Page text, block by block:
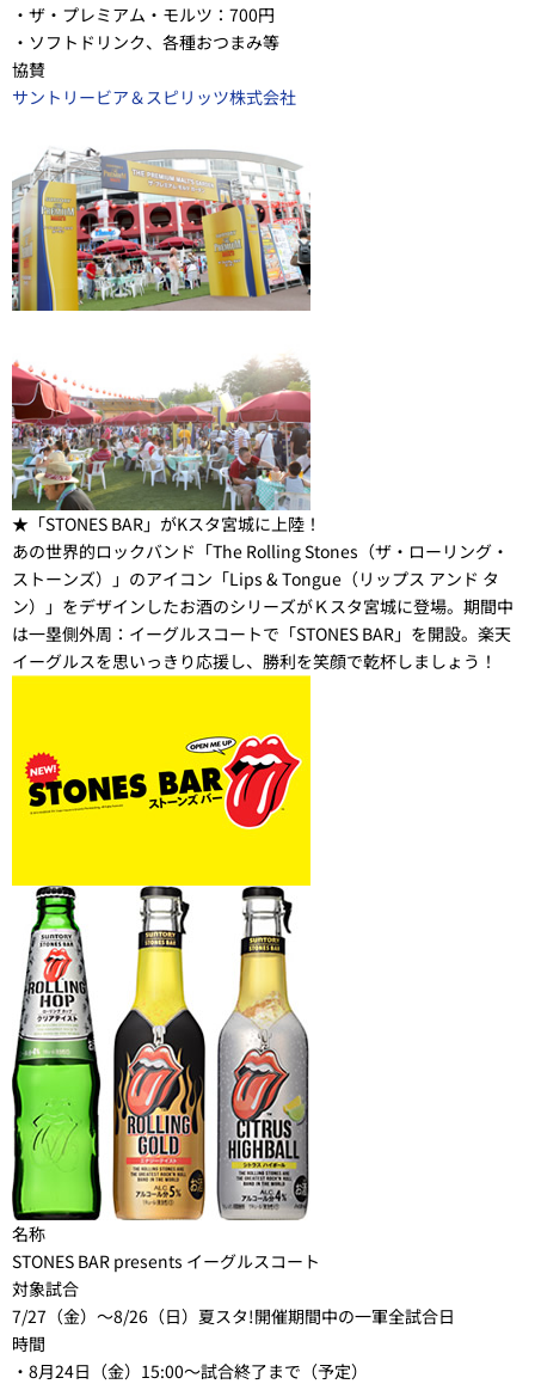
・ザ・プレミアム・モルツ：700円
・ソフトドリンク、各種おつまみ等
協賛
サントリービア＆スピリッツ株式会社
★「STONES BAR」がKスタ宮城に上陸！
あの世界的ロックバンド「The Rolling Stones（ザ・ローリング・
ストーンズ）」のアイコン「Lips & Tongue（リップス アンド タ
ン）」をデザインしたお酒のシリーズがＫスタ宮城に登場。期間中
は一塁側外周：イーグルスコートで「STONES BAR」を開設。楽天
イーグルスを思いっきり応援し、勝利を笑顔で乾杯しましょう！
名称
STONES BAR presents イーグルスコート
対象試合
7/27（金）～8/26（日）夏スタ!開催期間中の一軍全試合日
時間
・8月24日（金）15:00～試合終了まで（予定）